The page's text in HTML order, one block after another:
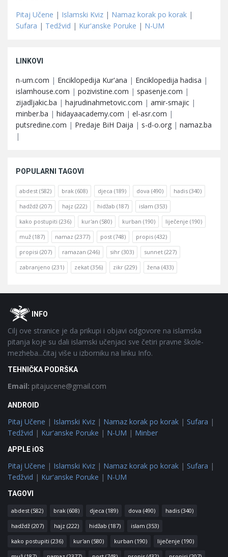
Pitaj Učene | Islamski Kviz | Namaz korak po korak |
Sufara | Tedžvid | Kur'anske Poruke | N-UM
LINKOVI
n-um.com | Enciklopedija Kur'ana | Enciklopedija hadisa |
islamhouse.com | pozivistine.com | spasenje.com |
zijadljakic.ba | hajrudinahmetovic.com | amir-smajic |
minber.ba | hidayaacademy.com | el-asr.com |
putsredine.com | Predaje BiH Daija | s-d-o.org | namaz.ba
|
POPULARNI TAGOVI
abdest (582) brak (608) djeca (189) dova (490) hadis (340)
hadždž (207) hajz (222) hidžab (187) islam (353)
kako postupiti (236) kur'an (580) kurban (190) liječenje (190)
muž (187) namaz (2377) post (748) propis (432)
propisi (207) ramazan (246) sihr (303) sunnet (227)
zabranjeno (231) zekat (356) zikr (229) žena (433)
FooterOINFO
Cilj ove stranice je da prikupi i objavi odgovore na islamska
pitanja koje su dali islamski učenjaci sve četiri pravne škole-
mezheba...čitaj više u izborniku na linku Info.
TEHNIČKA PODRŠKA
Email: pitajucene@gmail.com
ANDROID
Pitaj Učene | Islamski Kviz | Namaz korak po korak | Sufara |
Tedžvid | Kur'anske Poruke | N-UM | Minber
APPLE iOS
Pitaj Učene | Islamski Kviz | Namaz korak po korak | Sufara |
Tedžvid | Kur'anske Poruke | N-UM
TAGOVI
abdest (582) brak (608) djeca (189) dova (490) hadis (340)
hadždž (207) hajz (222) hidžab (187) islam (353)
kako postupiti (236) kur'an (580) kurban (190) liječenje (190)